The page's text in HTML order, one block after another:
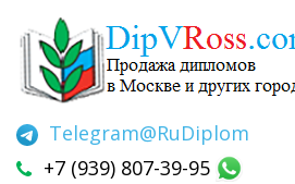
Telegram@RuDiplom
+7 (939) 807-39-95